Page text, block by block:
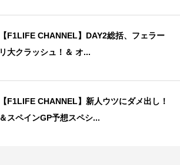
【F1LIFE CHANNEL】DAY2総括、フェラー
リ大クラッシュ！＆ オ...
【F1LIFE CHANNEL】新人ウツにダメ出し！
＆スペインGP予想スペシ...